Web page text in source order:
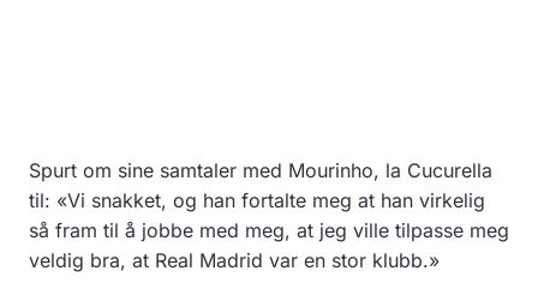
Spurt om sine samtaler med Mourinho, la Cucurella
til: «Vi snakket, og han fortalte meg at han virkelig
så fram til å jobbe med meg, at jeg ville tilpasse meg
veldig bra, at Real Madrid var en stor klubb.»